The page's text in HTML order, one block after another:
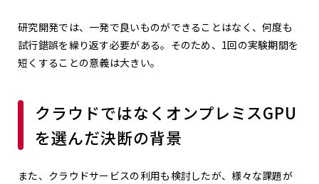
研究開発では、一発で良いものができることはなく、何度も
試行錯誤を繰り返す必要がある。そのため、1回の実験期間を
短くすることの意義は大きい。
クラウドではなくオンプレミスGPU
を選んだ決断の背景
また、クラウドサービスの利用も検討したが、様々な課題が